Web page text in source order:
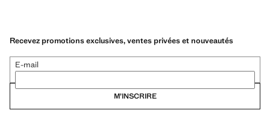
Recevez promotions exclusives, ventes privées et nouveautés
E-mail
M’INSCRIRE